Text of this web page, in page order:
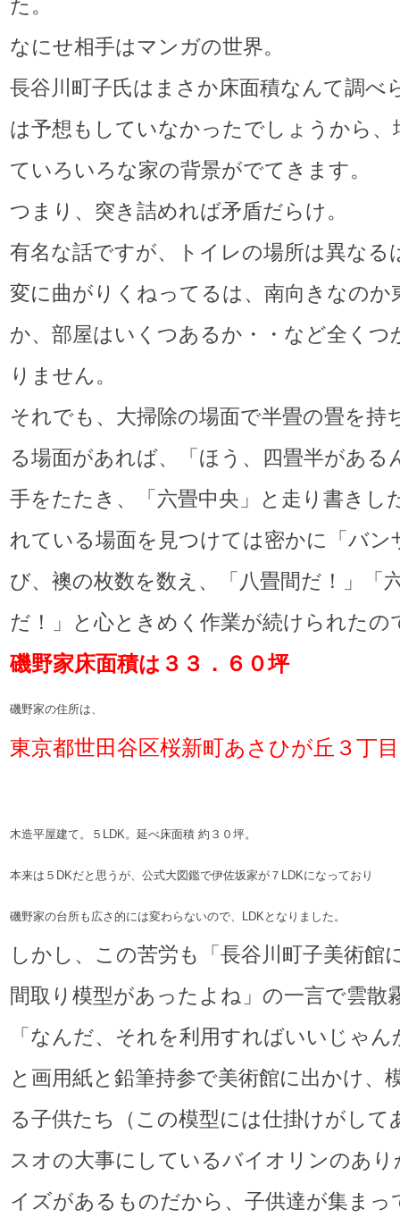
た。
なにせ相手はマンガの世界。
長谷川町子氏はまさか床面積なんて調べ
は予想もしていなかったでしょうから、
ていろいろな家の背景がでてきます。
つまり、突き詰めれば矛盾だらけ。
有名な話ですが、トイレの場所は異なる
変に曲がりくねってるは、南向きなのか
か、部屋はいくつあるか・・など全くつ
りません。
それでも、大掃除の場面で半畳の畳を持
る場面があれば、「ほう、四畳半がある
手をたたき、「六畳中央」と走り書きし
れている場面を見つけては密かに「バン
び、襖の枚数を数え、「八畳間だ！」「
だ！」と心ときめく作業が続けられたの
磯野家床面積は３３．６０坪
磯野家の住所は、
東京都世田谷区桜新町あさひが丘３丁
木造平屋建て。５LDK。延べ床面積 約３０坪。
本来は５DKだと思うが、公式大図鑑で伊佐坂家が７LDKになっており
磯野家の台所も広さ的には変わらないので、LDKとなりました。
しかし、この苦労も「長谷川町子美術館
間取り模型があったよね」の一言で雲散
「なんだ、それを利用すればいいじゃん
と画用紙と鉛筆持参で美術館に出かけ、
る子供たち（この模型には仕掛けがして
スオの大事にしているバイオリンのあ
イズがあるものだから、子供達が集まっ